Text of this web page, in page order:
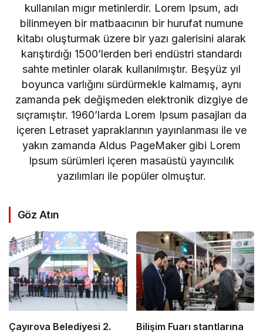
kullanılan mıgır metinlerdir. Lorem Ipsum, adı
bilinmeyen bir matbaacının bir hurufat numune
kitabı oluşturmak üzere bir yazı galerisini alarak
karıştırdığı 1500’lerden beri endüstri standardı
sahte metinler olarak kullanılmıştır. Beşyüz yıl
boyunca varlığını sürdürmekle kalmamış, aynı
zamanda pek değişmeden elektronik dizgiye de
sıçramıştır. 1960’larda Lorem Ipsum pasajları da
içeren Letraset yapraklarının yayınlanması ile ve
yakın zamanda Aldus PageMaker gibi Lorem
Ipsum sürümleri içeren masaüstü yayıncılık
yazılımları ile popüler olmuştur.
Göz Atın
Çayırova Belediyesi 2.
Bilişim Fuarı stantlarına